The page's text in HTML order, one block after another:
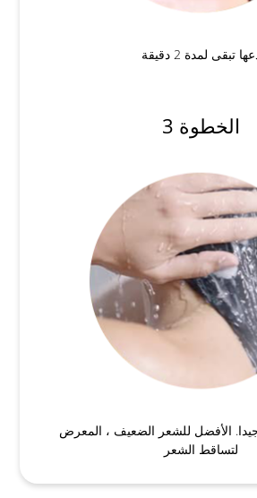
تبقى لمدة 2 دقيقة
الخطوة 3
الأفضل للشعر الضعيف ، المعرض
لتساقط الشعر